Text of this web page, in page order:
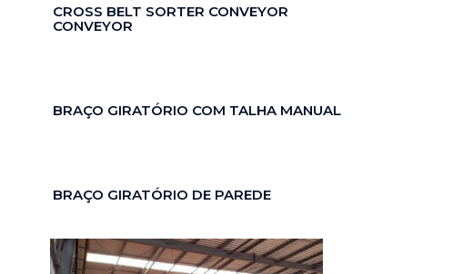
CROSS BELT SORTER CONVEYOR
CONVEYOR
BRAÇO GIRATÓRIO COM TALHA MANUAL
BRAÇO GIRATÓRIO DE PAREDE